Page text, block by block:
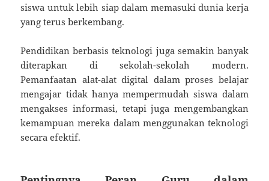
siswa untuk lebih siap dalam memasuki dunia kerja
yang terus berkembang.
Pendidikan berbasis teknologi juga semakin banyak
diterapkan di sekolah-sekolah modern.
Pemanfaatan alat-alat digital dalam proses belajar
mengajar tidak hanya mempermudah siswa dalam
mengakses informasi, tetapi juga mengembangkan
kemampuan mereka dalam menggunakan teknologi
secara efektif.